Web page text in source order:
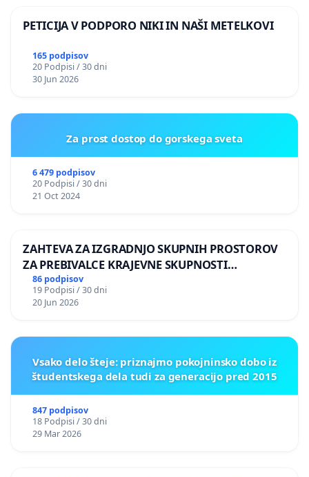
PETICIJA V PODPORO NIKI IN NAŠI METELKOVI
165 podpisov
20 Podpisi / 30 dni
30 Jun 2026
Za prost dostop do gorskega sveta
6 479 podpisov
20 Podpisi / 30 dni
21 Oct 2024
ZAHTEVA ZA IZGRADNJO SKUPNIH PROSTOROV
ZA PREBIVALCE KRAJEVNE SKUPNOSTI
PRESTRANEK
86 podpisov
19 Podpisi / 30 dni
20 Jun 2026
Vsako delo šteje: priznajmo pokojninsko dobo iz
študentskega dela tudi za generacijo pred 2015
847 podpisov
18 Podpisi / 30 dni
29 Mar 2026